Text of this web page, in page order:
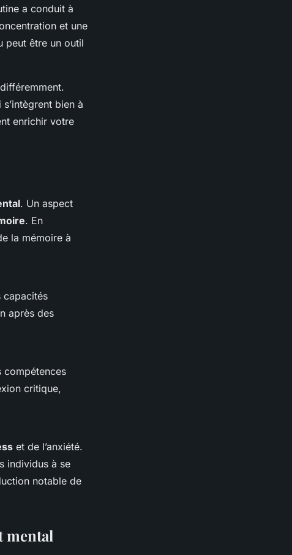
a conduit à
et une
peut être un outil
bien à
enrichir votre
. Un aspect
. En
la mémoire à
capacités
après des
compétences
critique,
et de l’anxiété.
individus à se
notable de
mental